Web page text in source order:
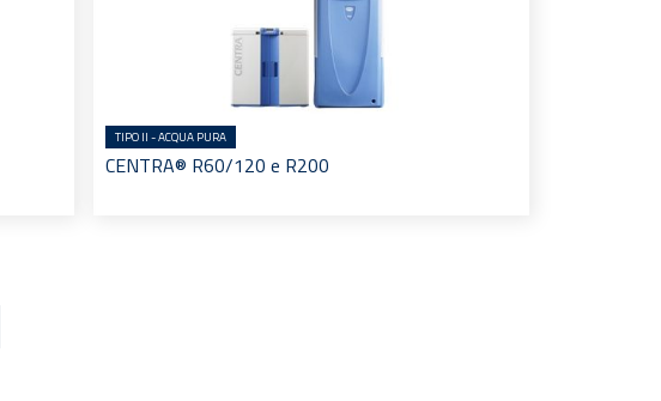
TIPO II - ACQUA PURA
CENTRA® R60/120 e R200